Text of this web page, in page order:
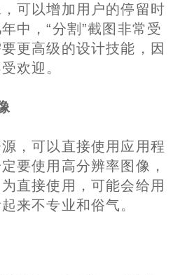
可以增加用户的停留时
中，“分割”截图非常受
更高级的设计技能，因
欢迎。
，可以直接使用应用程
要使用高分辨率图像，
直接使用，可能会给用
来不专业和俗气。